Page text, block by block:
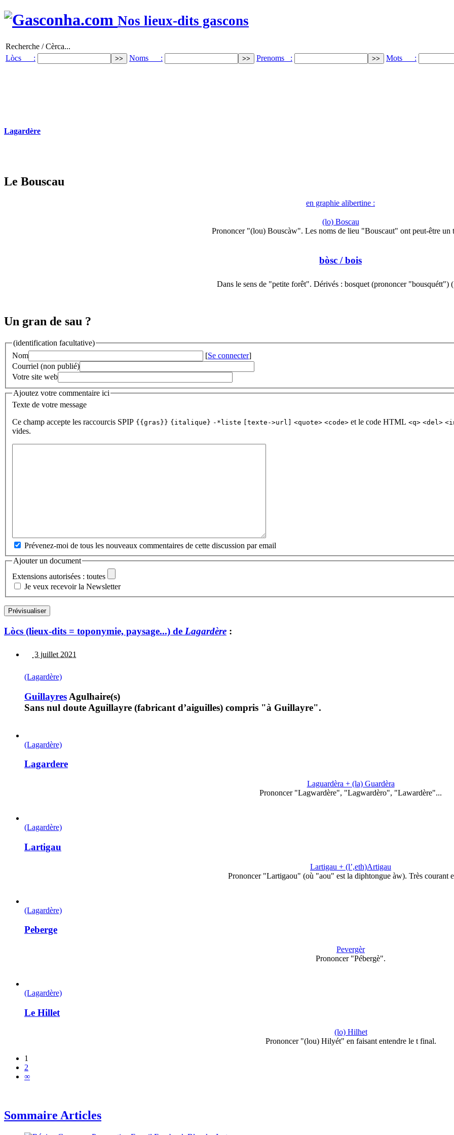
Nos lieux-dits gascons
Recherche / Cèrca...
Lòcs :
Noms : Prenoms : Mots :
Lagardère
Le Bouscau
en graphie alibertine :
(lo) Boscau
Prononcer "(lou) Bouscàw". Les noms de lieu "Bouscaut" ont peut-être
bòsc / bois
Dans le sens de "petite forêt". Dérivés : bosquet (prononcer
Un gran de sau ?
(identification facultative)
Nom
[Se connecter]
Courriel (non publié)
Votre site web
Ajoutez votre commentaire ici
Texte de votre message
Ce champ accepte les raccourcis SPIP {{gras}} {italique} -*liste [texte->url] <quote> <code> et le code HTML <q> <del>
vides.
Prévenez-moi de tous les nouveaux commentaires de cette discussion par email
Ajouter un document
Extensions autorisées : toutes
Je veux recevoir la Newsletter
Lòcs (lieux-dits = toponymie, paysage...) de Lagardère :
3 juillet 2021
(Lagardère)
Guillayres Agulhaire(s)
Sans nul doute Aguillayre (fabricant d’aiguilles) compris "à Guillayre".
(Lagardère)
Lagardere
Laguardèra + (la) Guardèra
Prononcer "Lagwardère", "Lagwardèro", "Lawardère"...
(Lagardère)
Lartigau
Lartigau + (l’,eth)Artigau
Prononcer "Lartigaou" (où "aou" est la diphtongue àw). Très courant
(Lagardère)
Peberge
Pevergèr
Prononcer "Pébergè".
(Lagardère)
Le Hillet
(lo) Hilhet
Prononcer "(lou) Hilyét" en faisant entendre le t final.
1
2
∞
Sommaire Articles